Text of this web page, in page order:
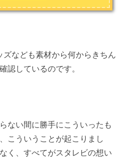
ズなども素材から何からきちん
認しているのです。
ない間に勝手にこういったも
こういうことが起こりまし
く、すべてがスタレビの想い